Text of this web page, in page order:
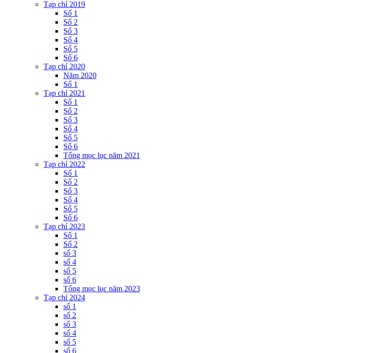
Tạp chí 2019
Số 1
Số 2
Số 3
Số 4
Số 5
Số 6
Tạp chí 2020
Năm 2020
Số 1
Tạp chí 2021
Số 1
Số 2
Số 3
Số 4
Số 5
Số 6
Tổng mục lục năm 2021
Tạp chí 2022
Số 1
Số 2
Số 3
Số 4
Số 5
Số 6
Tạp chí 2023
Số 1
Số 2
số 3
số 4
số 5
số 6
Tổng mục lục năm 2023
Tạp chí 2024
số 1
số 2
số 3
số 4
số 5
số 6